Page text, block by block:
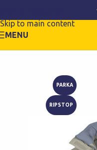
Skip to main content
MENU
PARKA
RIPSTOP